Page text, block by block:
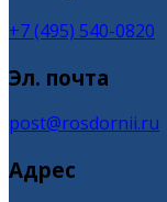
+7 (495) 540-0820
Эл. почта
post@rosdornii.ru
Адрес